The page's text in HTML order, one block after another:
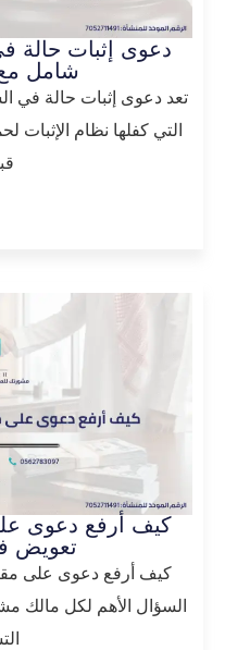
شامل
تعد دعوى إثبات حالة في
التي كفلها نظام
كيف أرفع دعوى
تعويض في 5
كيف أرفع دعوى على
السؤال الأهم لكل مالك